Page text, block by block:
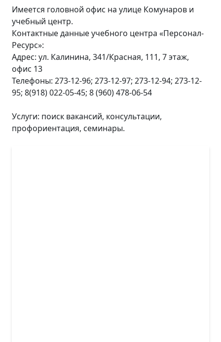
Имеется головной офис на улице Комунаров и
учебный центр.
Контактные данные учебного центра «Персонал-
Ресурс»:
Адрес: ул. Калинина, 341/Красная, 111, 7 этаж,
офис 13
Телефоны: 273-12-96; 273-12-97; 273-12-94; 273-12-
95; 8(918) 022-05-45; 8 (960) 478-06-54
Услуги: поиск вакансий, консультации,
профориентация, семинары.